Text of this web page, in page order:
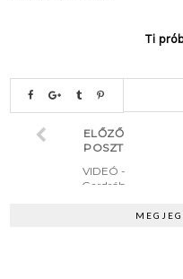
Ti
ELŐZŐ
POSZT
VIDEÓ -
Gardrób